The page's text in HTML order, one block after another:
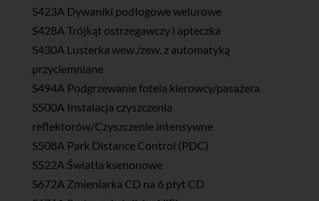
S423A Dywaniki podłogowe welurowe
S428A Trójkąt ostrzegawczy i apteczka
S430A Lusterka wew./zew. z automatyką
przyciemniane
S494A Podgrzewanie fotela kierowcy/pasażera
S500A Instalacja czyszczenia
reflektorów/Czyszczenie intensywne
S508A Park Distance Control (PDC)
S522A Światła ksenonowe
S672A Zmieniarka CD na 6 płyt CD